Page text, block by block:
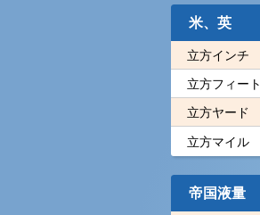
米、英
立方インチ
立方フィート
立方ヤード
立方マイル
帝国液量